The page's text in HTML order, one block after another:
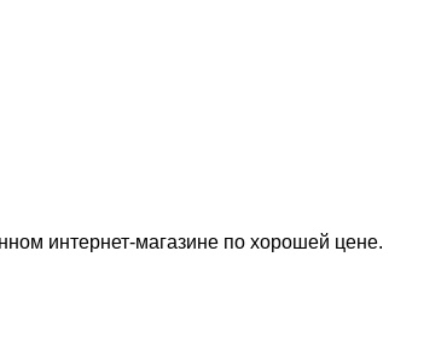
интернет-магазине по хорошей цене.